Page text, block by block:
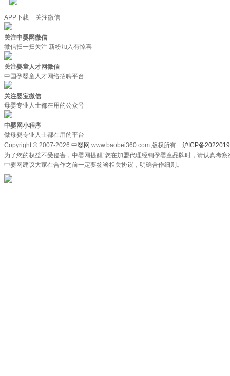
APP下载 + 关注微信
关注中婴网微信
微信扫一扫关注 新粉加入有惊喜
关注婴童人才网微信
中国孕婴童人才网络招聘平台
关注婴宝微信
母婴专业人士都在用的公众号
中婴网小程序
做母婴专业人士都在用的平台
Copyright © 2007-2026 中婴网 www.baobei360.com 版权所有 沪ICP备
为了您的权益不受侵害，中婴网提醒“您在加盟代理经销孕婴童品牌时，请认真考
中婴网建议大家在合作之前一定要签署相关协议，明确合作细则。